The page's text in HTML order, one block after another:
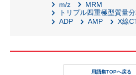
m/z
MRM
トリプル四重極型質量
ADP
AMP X線
用語集TOPへ戻る